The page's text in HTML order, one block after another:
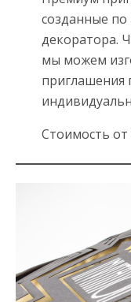
созданные по
декоратора.
мы можем
приглашения
Стоимость